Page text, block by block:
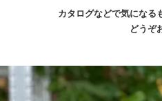
カタログなどで気になる
どうぞ